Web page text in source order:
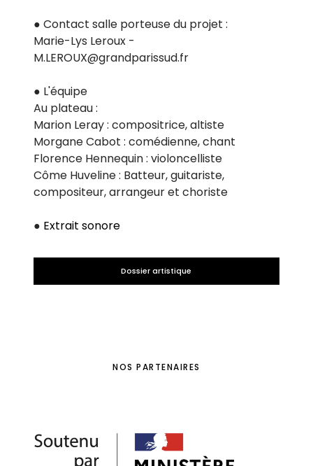
● Contact salle porteuse du projet :
Marie-Lys Leroux -
M.LEROUX@grandparissud.fr
● L'équipe
Au plateau :
Marion Leray : compositrice, altiste
Morgane Cabot : comédienne, chant
Florence Hennequin : violoncelliste
Côme Huveline : Batteur, guitariste,
compositeur, arrangeur et choriste
● Extrait sonore
Dossier artistique
NOS PARTENAIRES